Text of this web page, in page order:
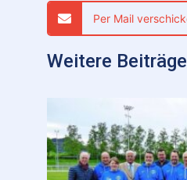
Per Mail
Weitere